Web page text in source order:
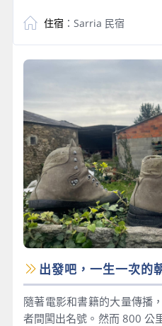
住宿 ：Sarria 民宿
出發吧，一生一次的
隨著電影和書籍的大量傳播
者間闖出名號。然而 800 公